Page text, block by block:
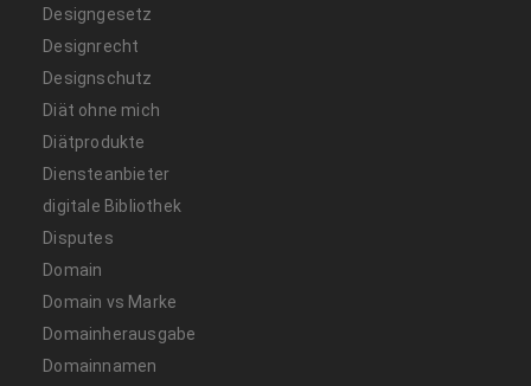
Designgesetz
Designrecht
Designschutz
Diät ohne mich
Diätprodukte
Diensteanbieter
digitale Bibliothek
Disputes
Domain
Domain vs Marke
Domainherausgabe
Domainnamen